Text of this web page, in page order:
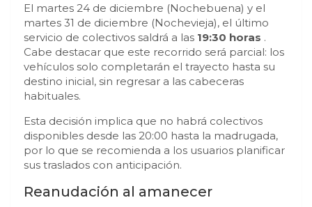
El martes 24 de diciembre (Nochebuena) y el
martes 31 de diciembre (Nochevieja), el último
servicio de colectivos saldrá a las 19:30 horas .
Cabe destacar que este recorrido será parcial: los
vehículos solo completarán el trayecto hasta su
destino inicial, sin regresar a las cabeceras
habituales.
Esta decisión implica que no habrá colectivos
disponibles desde las 20:00 hasta la madrugada,
por lo que se recomienda a los usuarios planificar
sus traslados con anticipación.
Reanudación al amanecer